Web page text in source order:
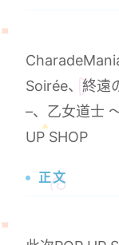
Soirée、終遠
–、乙女道士
UP SHOP
正文